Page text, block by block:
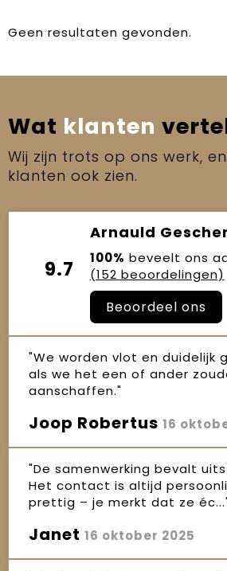
Geen resultaten gevonden.
Wat klanten
Wij zijn trots op ons werk,
klanten ook zien.
9.7
Arnauld
100% beveelt ons
(152 beoordelingen)
Beoordeel ons
"We worden vlot en duidelijk
als we het een of ander
aanschaffen."
Joop Robertus 16
"De samenwerking bevalt
Het contact is altijd
prettig – je merkt dat ze
Janet 16 oktober 2025